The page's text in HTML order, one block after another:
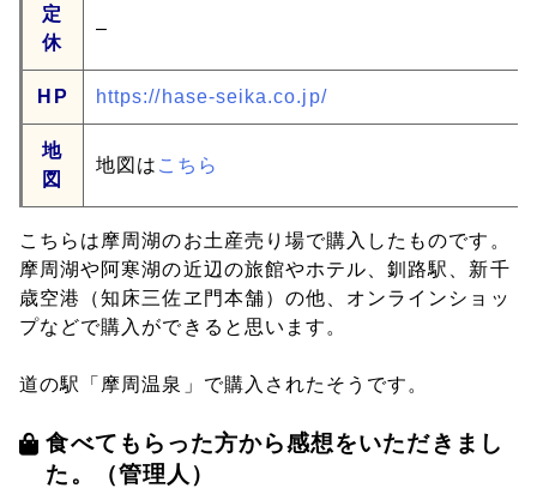
定
休
–
HP https://hase-seika.co.jp/
地
図
地図は こちら
こちらは摩周湖のお土産売り場で購入したものです。
摩周湖や阿寒湖の近辺の旅館やホテル、釧路駅、新千
歳空港（知床三佐ヱ門本舗）の他、オンラインショッ
プなどで購入ができると思います。
道の駅「摩周温泉」で購入されたそうです。
食べてもらった方から感想をいただきまし
た。（管理人）